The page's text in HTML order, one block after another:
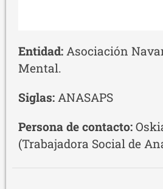
Entidad: Asociación
Mental.
Siglas: ANASAPS
Persona de contacto:
(Trabajadora Social de